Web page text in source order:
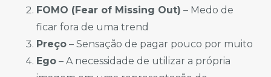
FOMO (Fear of Missing Out) – Medo de
ficar fora de uma trend
Preço – Sensação de pagar pouco por muito
Ego – A necessidade de utilizar a própria